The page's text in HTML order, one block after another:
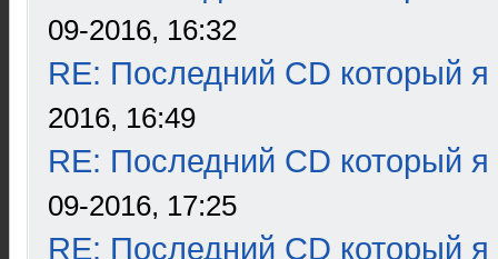
09-2016, 16:32
RE: Последний CD который я
2016, 16:49
RE: Последний CD который я
09-2016, 17:25
RE: Последний CD который я